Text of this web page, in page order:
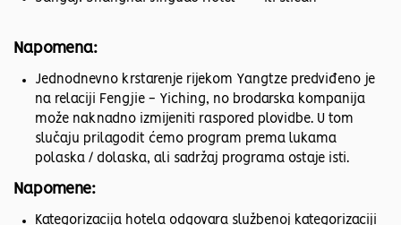
Napomena:
Jednodnevno krstarenje rijekom Yangtze predviđeno je
na relaciji Fengjie - Yiching, no brodarska kompanija
može naknadno izmijeniti raspored plovidbe. U tom
slučaju prilagodit ćemo program prema lukama
polaska / dolaska, ali sadržaj programa ostaje isti.
Napomene:
Kategorizacija hotela odgovara službenoj kategorizaciji